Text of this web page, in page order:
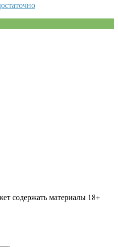
содержать материалы 18+